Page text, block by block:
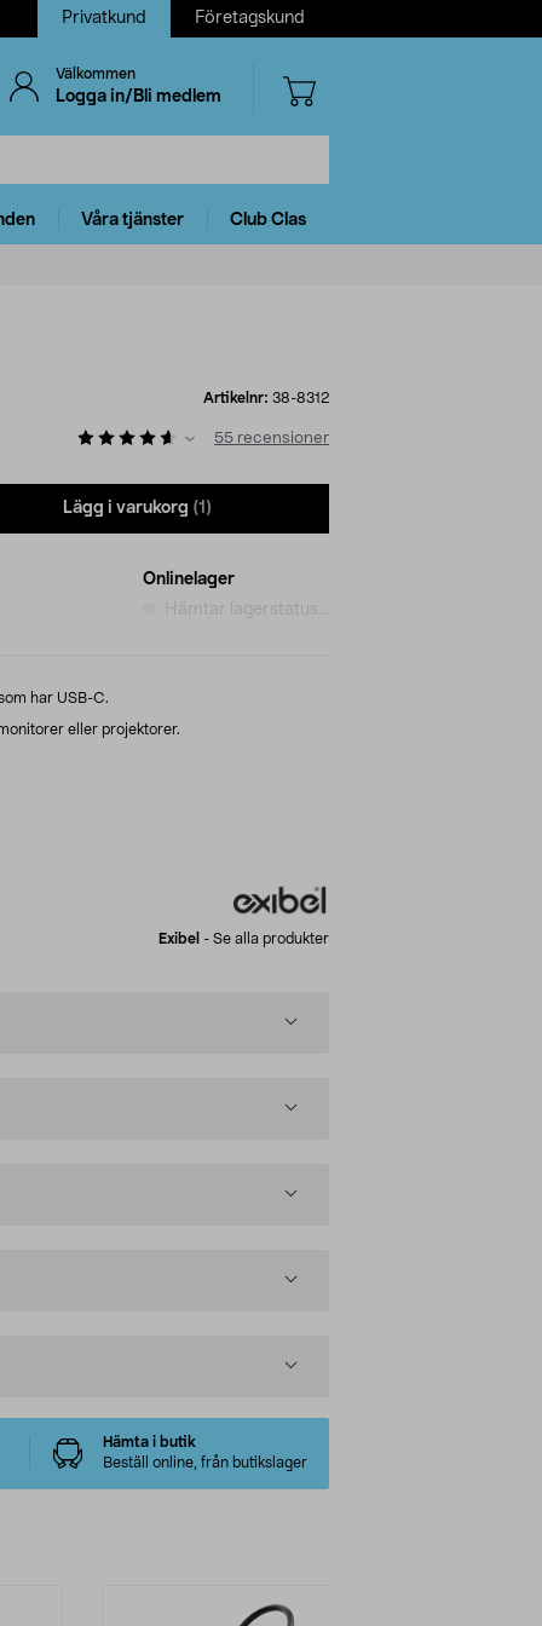
Privatkund Företagskund
Välkommen
Logga in/Bli medlem
Våra tjänster Club Clas
Artikelnr: 38-8312
55 recensioner
Lägg i varukorg (1)
Onlinelager
Hämtar lagerstatus...
har USB-C.
eller projektorer.
Exibel - Se alla produkter
Hämta i butik
Beställ online, från butikslager